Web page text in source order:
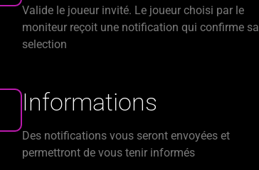
Valide le joueur invité. Le joueur choisi par le
moniteur reçoit une notification qui confirme sa
selection
Informations
Des notifications vous seront envoyées et
permettront de vous tenir informés